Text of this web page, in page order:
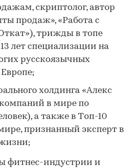
скриптолог, автор
продаж», «Работа с
трижды в топе
лет специализации на
русскоязычных
холдинга «Алекс
в мире по
а также в Tоп-10
признанный эксперт в
фитнес-индустрии и